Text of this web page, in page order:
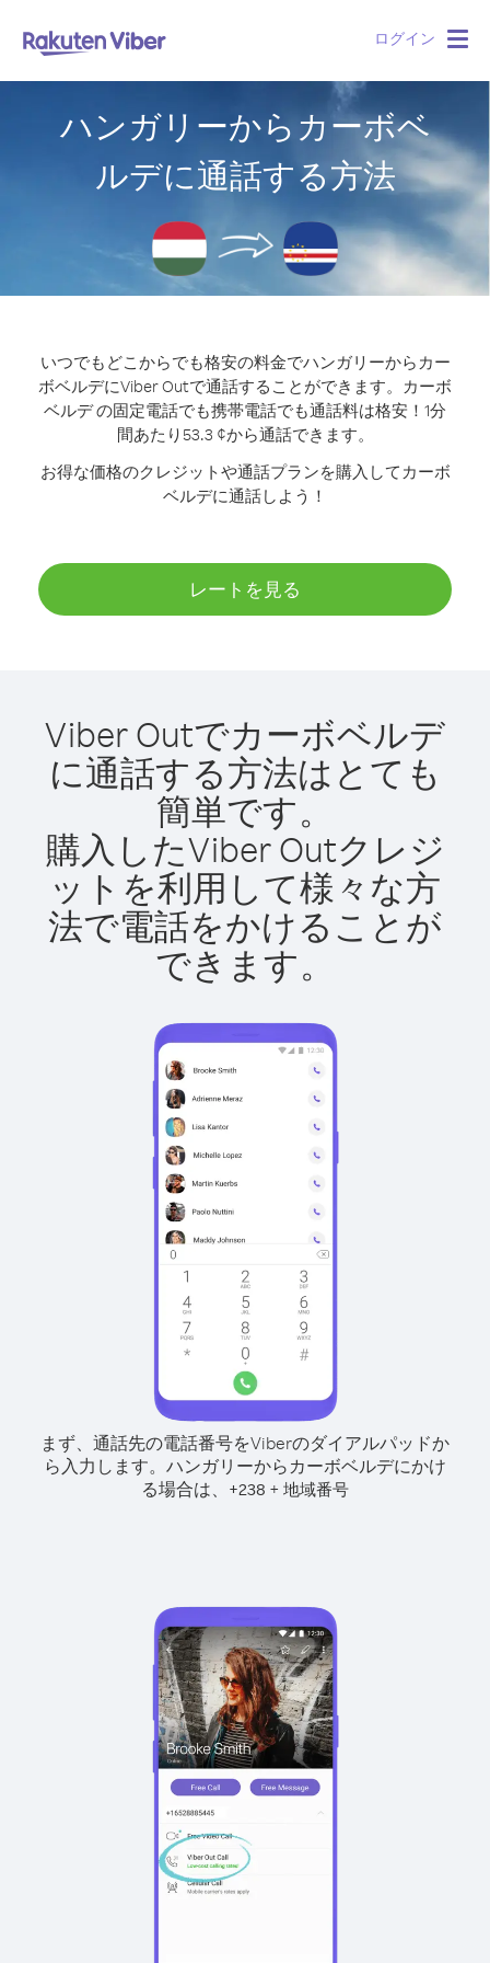
ログイン
ハンガリーからカーボベ
ルデに通話する方法
いつでもどこからでも格安の料金でハンガリーからカー
ボベルデにViber Outで通話することができます。
カーボ
ベルデ の固定電話でも携帯電話でも通話料は格安！1分
間あたり53.3 ¢から通話できます。
お得な価格のクレジットや通話プランを購入してカーボ
ベルデに通話しよう！
レートを見る
Viber Outでカーボベルデ
に通話する方法はとても
簡単です。
購入したViber Outクレジ
ットを利用して様々な方
法で電話をかけることが
できます。
まず、通話先の電話番号をViberのダイアルパッドか
ら入力します。 ハンガリーからカーボベルデにかけ
る場合は、 +238 + 地域番号